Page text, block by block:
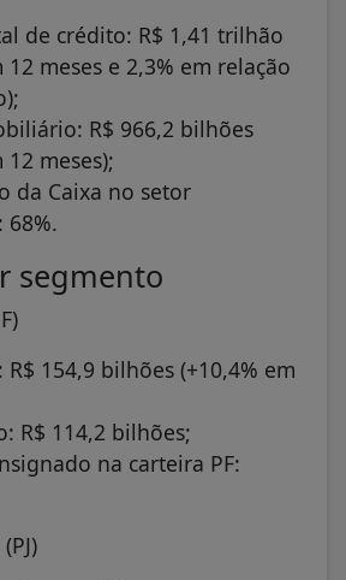
de crédito: R$ 1,41 trilhão
12 meses e 2,3% em relação
R$ 966,2 bilhões
12 meses);
da Caixa no setor
segmento
R$ 154,9 bilhões (+10,4% em
R$ 114,2 bilhões;
na carteira PF: